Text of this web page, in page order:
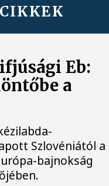
Eb:
a
Szlovéniától a
bajnokság